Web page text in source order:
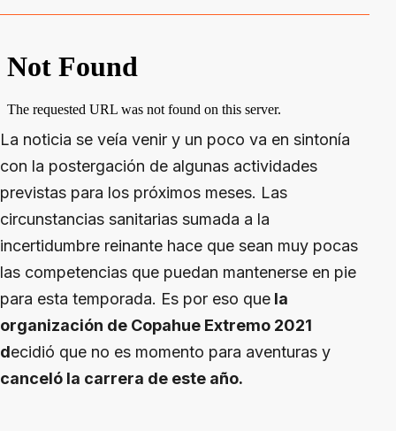
La noticia se veía venir y un poco va en sintonía
con la postergación de algunas actividades
previstas para los próximos meses. Las
circunstancias sanitarias sumada a la
incertidumbre reinante hace que sean muy pocas
las competencias que puedan mantenerse en pie
para esta temporada. Es por eso que la
organización de Copahue Extremo 2021
decidió que no es momento para aventuras y
canceló la carrera de este año.